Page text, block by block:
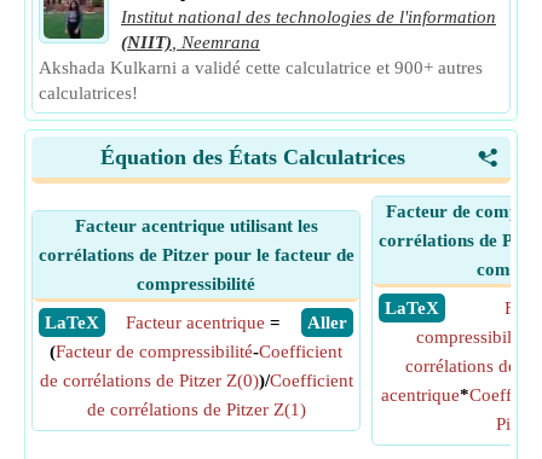
Institut national des technologies de l'information
(NIIT)
Neemrana
Akshada Kulkarni a validé cette calculatrice et 900+ autres
calculatrices!
<
Équation des États Calculatrices
Facteur acentrique utilisant les
corrélations de Pitzer pour le facteur de
compressibilité
​ LaTeX
​ Aller
Facteur acentrique =
(Facteur de compressibilité-Coefficient
de corrélations de Pitzer Z(0))/Coefficient
de corrélations de Pitzer Z(1)
Facteur de
corrélations de
​ LaTeX
compressibilité
corrélations de
acentrique*